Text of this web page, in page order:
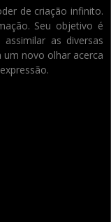
de criação infinito.
Seu objetivo é
as diversas
novo olhar acerca